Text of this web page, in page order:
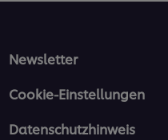
Newsletter
Cookie-Einstellungen
Datenschutzhinweis